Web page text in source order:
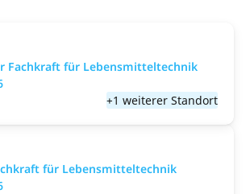
Fachkraft für Lebensmitteltechnik
+1 weiterer Standort
für Lebensmitteltechnik